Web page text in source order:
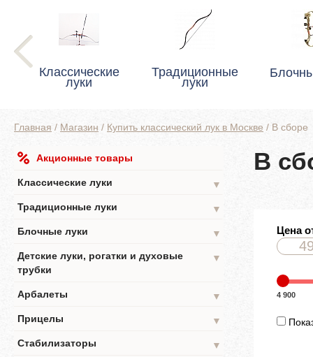
Классические
луки
Традиционные
луки
Главная / Магазин / Купить классический лук в Москве / В сборе
Акционные товары
Классические луки
▼
Традиционные луки
▼
Блочные луки
▼
Детские луки, рогатки и духовые
трубки
▼
Арбалеты
▼
Прицелы
▼
Стабилизаторы
▼
В
Цена
4 900